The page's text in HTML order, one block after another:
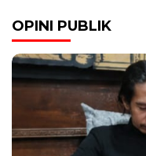
OPINI PUBLIK